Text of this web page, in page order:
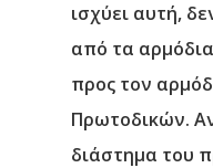
ισχύει αυτή,
από τα
προς τον
Πρωτοδικών.
διάστημα του